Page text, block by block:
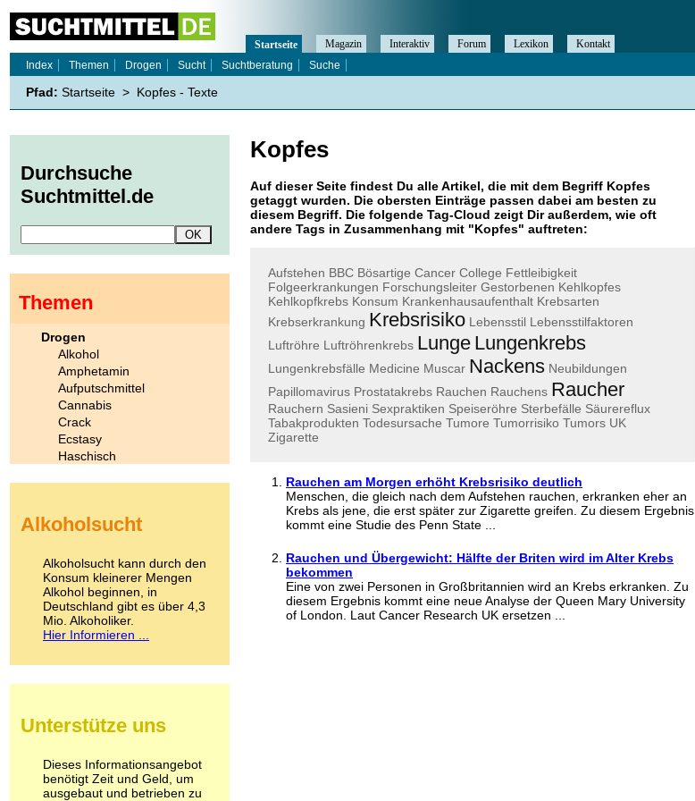
Kopfes
Auf dieser Seite findest Du alle Artikel, die mit dem Begriff Kopfes
getaggt wurden. Die obersten Einträge passen dabei am besten zu
diesem Begriff. Die folgende Tag-Cloud zeigt Dir außerdem, wie oft
andere Tags in Zusammenhang mit "Kopfes" auftreten:
Aufstehen BBC Bösartige Cancer College Fettleibigkeit
Folgeerkrankungen Forschungsleiter Gestorbenen Kehlkopfes
Kehlkopfkrebs Konsum Krankenhausaufenthalt Krebsarten
Krebserkrankung Krebsrisiko Lebensstil Lebensstilfaktoren
Luftröhre Luftröhrenkrebs Lunge Lungenkrebs
Lungenkrebsfälle Medicine Muscar Nackens Neubildungen
Papillomavirus Prostatakrebs Rauchen Rauchens Raucher
Rauchern Sasieni Sexpraktiken Speiseröhre Sterbefälle Säurereflux
Tabakprodukten Todesursache Tumore Tumorrisiko Tumors UK
Zigarette
Rauchen am Morgen erhöht Krebsrisiko deutlich
Menschen, die gleich nach dem Aufstehen rauchen, erkranken eher an
Krebs als jene, die erst später zur Zigarette greifen. Zu diesem Ergebnis
kommt eine Studie des Penn State ...
Rauchen und Übergewicht: Hälfte der Briten wird im Alter Krebs
bekommen
Eine von zwei Personen in Großbritannien wird an Krebs erkranken. Zu
diesem Ergebnis kommt eine neue Analyse der Queen Mary University
of London. Laut Cancer Research UK ersetzen ...
Startseite Magazin Interaktiv Forum Lexikon
Kontakt
Index
Themen Drogen Sucht Suchtberatung Suche
Pfad: Startseite > Kopfes - Texte
Durchsuche
Suchtmittel.de
Themen
Drogen
Alkohol
Amphetamin
Aufputschmittel
Cannabis
Crack
Ecstasy
Haschisch
Kokain
LSD
Marihuana
Medikamente
Meskalin
Metamphetamin
Methadon
Pilze
Psychopharmaka
Schlafmittel
Schmerzmittel
Alkoholsucht
Alkoholsucht kann durch den
Konsum kleinerer Mengen
Alkohol beginnen, in
Deutschland gibt es über 4,3
Mio. Alkoholiker.
Hier Informieren ...
Unterstütze uns
Dieses Informationsangebot
benötigt Zeit und Geld, um
ausgebaut und betrieben zu